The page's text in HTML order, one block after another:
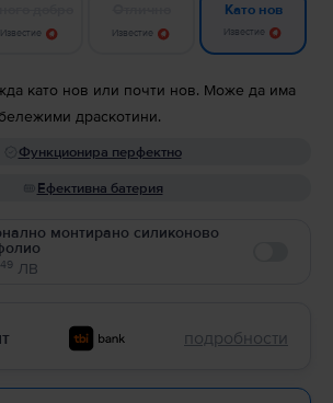
Известие Известие
Като нов
Известие
като нов или почти нов. Може да има
драскотини.
Функционира перфектно
Ефективна батерия
монтирано силиконово
49 ЛВ
подробности